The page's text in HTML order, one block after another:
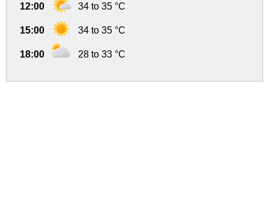
12:00 34 to 35 °C
15:00 34 to 35 °C
18:00 28 to 33 °C